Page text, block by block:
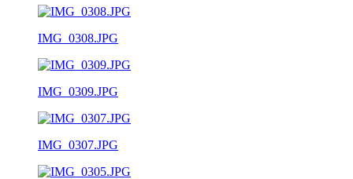
IMG_0308.JPG
IMG_0309.JPG
IMG_0307.JPG